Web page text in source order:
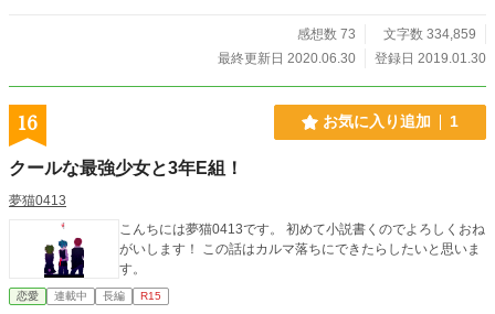
感想数 73
文字数 334,859
最終更新日 2020.06.30
登録日 2019.01.30
16 お気に入り追加 1
クールな最強少女と3年E組！
夢猫0413
こんちには夢猫0413です。 初めて小説書くのでよろしくおね
がいします！ この話はカルマ落ちにできたらしたいと思いま
す。
恋愛 連載中 長編 R15